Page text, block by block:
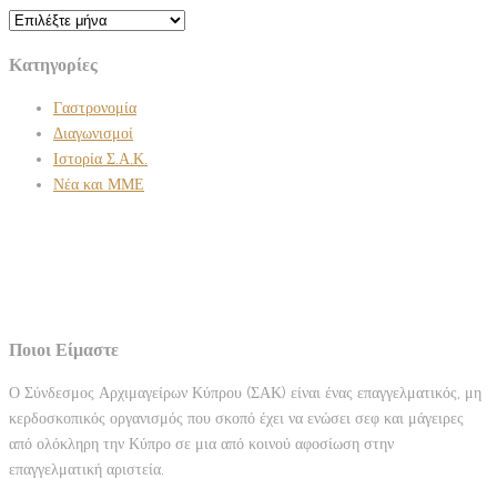
Ιστορικό
Κατηγορίες
Γαστρονομία
Διαγωνισμοί
Ιστορία Σ.Α.Κ.
Νέα και ΜΜΕ
Ποιοι Είμαστε
Ο Σύνδεσμος Αρχιμαγείρων Κύπρου (ΣΑΚ) είναι ένας επαγγελματικός, μη
κερδοσκοπικός οργανισμός που σκοπό έχει να ενώσει σεφ και μάγειρες
από ολόκληρη την Κύπρο σε μια από κοινού αφοσίωση στην
επαγγελματική αριστεία.